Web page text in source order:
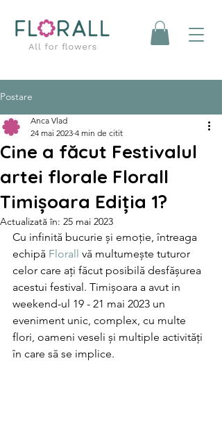
Postare
Cine a făcut Festivalul
artei florale Florall
Timișoara Ediția 1?
Anca Vlad
24 mai 2023 4 min de citit
Actualizată în: 25 mai 2023
Cu infinită bucurie și emoție, întreaga
echipă Florall vă multumește tuturor
celor care ați făcut posibilă desfășurea
acestui festival. Timișoara a avut in
weekend-ul 19 - 21 mai 2023 un
eveniment unic, complex, cu multe
flori, oameni veseli și multiple activități
în care să se implice.